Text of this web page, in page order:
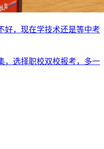
好，现在学技术还是等中考
，选择职校双校报考，多一